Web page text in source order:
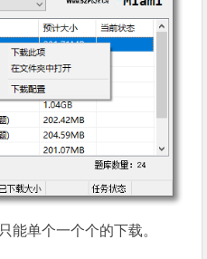
能单个一个个的下载。